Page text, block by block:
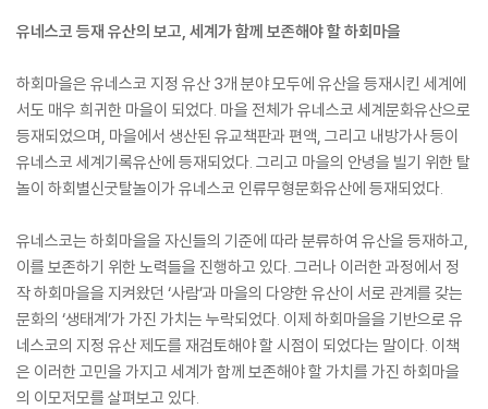
유네스코 등재 유산의 보고, 세계가 함께 보존해야 할 하회마을
하회마을은 유네스코 지정 유산 3개 분야 모두에 유산을 등재시킨 세계에
서도 매우 희귀한 마을이 되었다. 마을 전체가 유네스코 세계문화유산으로
등재되었으며, 마을에서 생산된 유교책판과 편액, 그리고 내방가사 등이
유네스코 세계기록유산에 등재되었다. 그리고 마을의 안녕을 빌기 위한 탈
놀이 하회별신굿탈놀이가 유네스코 인류무형문화유산에 등재되었다.
유네스코는 하회마을을 자신들의 기준에 따라 분류하여 유산을 등재하고,
이를 보존하기 위한 노력들을 진행하고 있다. 그러나 이러한 과정에서 정
작 하회마을을 지켜왔던 ‘사람’과 마을의 다양한 유산이 서로 관계를 갖는
문화의 ‘생태계’가 가진 가치는 누락되었다. 이제 하회마을을 기반으로 유
네스코의 지정 유산 제도를 재검토해야 할 시점이 되었다는 말이다. 이책
은 이러한 고민을 가지고 세계가 함께 보존해야 할 가치를 가진 하회마을
의 이모저모를 살펴보고 있다.